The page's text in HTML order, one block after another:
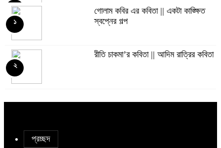
৫
৬
গোলাম কবির এর কবিতা || একটা কাঙ্ক্ষিত
স্বপ্নের গল্প
১
রীতি চাকমা’র কবিতা || আদিম রাত্রির কবিতা
২
প্রচ্ছদ